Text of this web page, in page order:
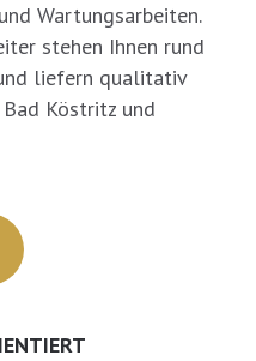
Wartungsarbeiten.
stehen Ihnen rund
liefern qualitativ
Köstritz und